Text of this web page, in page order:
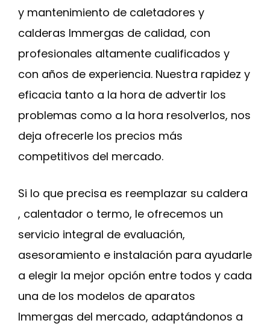
y mantenimiento de caletadores y
calderas Immergas de calidad, con
profesionales altamente cualificados y
con años de experiencia. Nuestra rapidez y
eficacia tanto a la hora de advertir los
problemas como a la hora resolverlos, nos
deja ofrecerle los precios más
competitivos del mercado.
Si lo que precisa es reemplazar su caldera
, calentador o termo, le ofrecemos un
servicio integral de evaluación,
asesoramiento e instalación para ayudarle
a elegir la mejor opción entre todos y cada
una de los modelos de aparatos
Immergas del mercado, adaptándonos a